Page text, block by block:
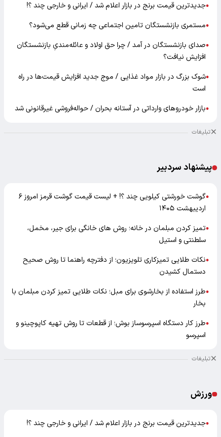
●جدیدترین قیمت برنج در بازار اعلام شد / ایرانی و خارجی چند ؟!
●مستمری بازنشستگان تامین اجتماعی چه زمانی قطع می‌شود؟
●صدای بازنشستگان در آمد / چرا حق اولاد و عائله‌مندیِ بازنشستگان
افزایش نیافت؟
●شوک بزرگ در بازار مواد غذایی / موج جدید افزایش قیمت‌ها در راه
است
●بازار خودرو‌های وارداتی در آستانه بحران / حواله‌فروشی غیرقانونی شد
تبلیغات
پیشنهاد سردبیر
●
گوشت خورشتی کیلویی چند ؟! + لیست قیمت گوشت قرمز امروز ۶
اردیبهشت ۱۴۰۵
●تمیز کردن مبلمان در خانه؛ روش های خانگی برای جیر، مخمل،
سلطنتی و استیل
●نکات طلایی تمیزکاری تلویزیون؛ از دفترچه راهنما تا روش صحیح
دستمال کشیدن
●طرز استفاده از بخارشوی برای مبل؛ نکات طلایی تمیز کردن مبلمان با
بخار
●طرز کار دستگاه اسپرسوساز بوش؛ از قطعات تا روش تهیه کاپوچینو و
اسپرسو
تبلیغات
ورزش
●جدیدترین قیمت برنج در بازار اعلام شد / ایرانی و خارجی چند ؟!